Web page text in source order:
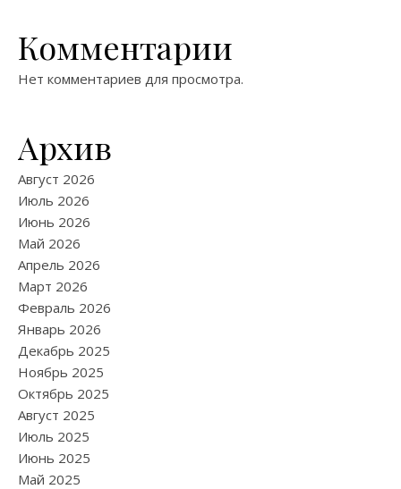
Комментарии
Нет комментариев для просмотра.
Архив
Август 2026
Июль 2026
Июнь 2026
Май 2026
Апрель 2026
Март 2026
Февраль 2026
Январь 2026
Декабрь 2025
Ноябрь 2025
Октябрь 2025
Август 2025
Июль 2025
Июнь 2025
Май 2025